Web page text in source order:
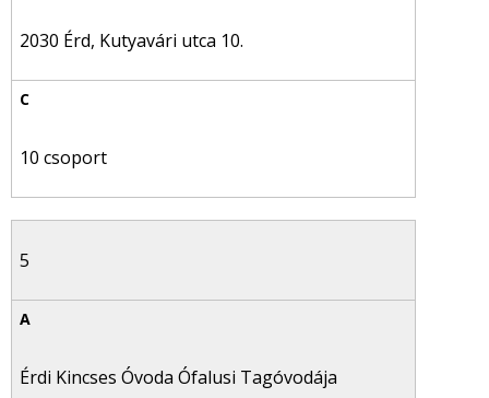
2030 Érd, Kutyavári utca 10.
10 csoport
5
Érdi Kincses Óvoda Ófalusi Tagóvodája